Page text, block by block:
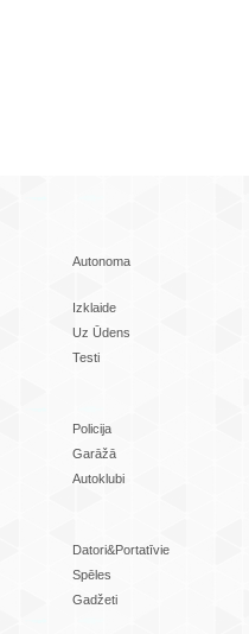
Autonoma
Izklaide
Uz Ūdens
Testi
Policija
Garāžā
Autoklubi
Datori&Portatīvie
Spēles
Gadžeti